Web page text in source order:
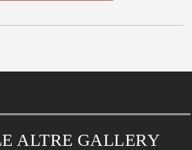
ALTRE GALLERY